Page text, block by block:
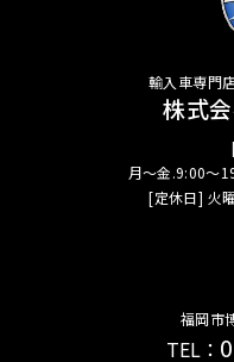
輸入車専門
株式
月～金.9:00～
[定休日] 火
福岡市
TEL：